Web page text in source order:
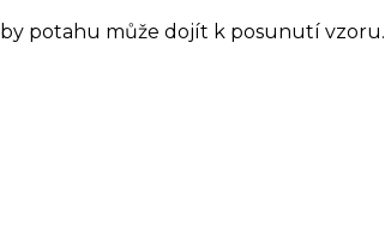
potahu může dojít k posunutí vzoru.